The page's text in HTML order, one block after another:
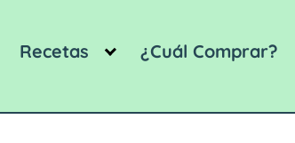
Recetas ¿Cuál Comprar?